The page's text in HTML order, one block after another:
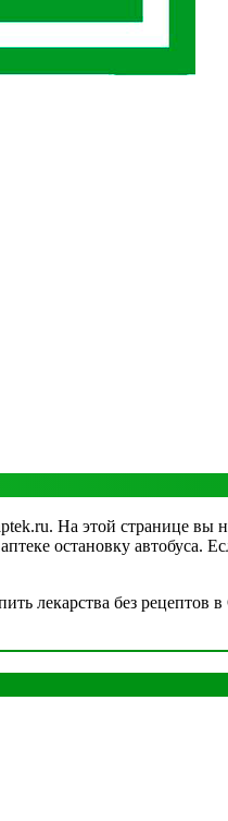
На этой странице
остановку
лекарства без рецептов